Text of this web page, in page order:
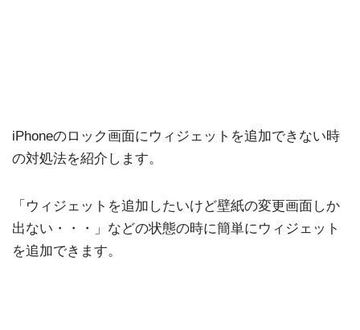
iPhoneのロック画面にウィジェットを追加できない時
の対処法を紹介します。
「ウィジェットを追加したいけど壁紙の変更画面しか
出ない・・・」などの状態の時に簡単にウィジェット
を追加できます。